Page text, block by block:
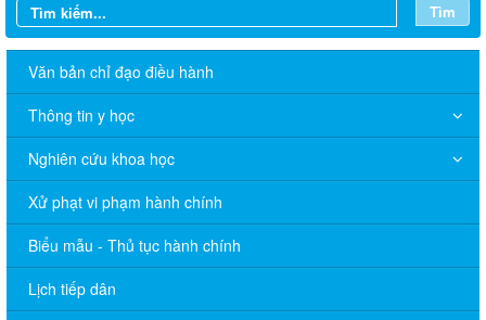
Tìm
Văn bản chỉ đạo điều hành
Thông tin y học
Nghiên cứu khoa học
Xử phạt vi phạm hành chính
Biểu mẫu - Thủ tục hành chính
Lịch tiếp dân
THÔNG BÁO V/v niêm yết công bố Danh mục thủ tục hành
chính sửa đổi, bổ sung trong lĩnh vực phòng bệnh và an toàn
thực phẩm thuộc phạm vi quản lý của Sở Y tế thành phố Đồng
Nai
THÔNG BÁO Về việc niêm yết thủ tục hành chính bằng mã
QR-Code
Thông báo V/v đăng tải thông tin cơ sở tự công bố cơ sở khám
bệnh, chữa bệnh đáp ứng yêu cầu là cơ sở thực hành trong đào
tạo khối ngành sức khỏe
THÔNG CÁO BÁO CHÍ Văn bản quy phạm pháp luật do Ủy ban
nhân dân thành phố ban hành trong lĩnh vực Y tế